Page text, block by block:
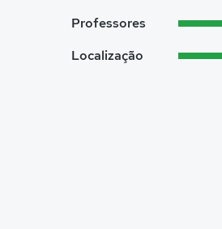
Professores
Localização